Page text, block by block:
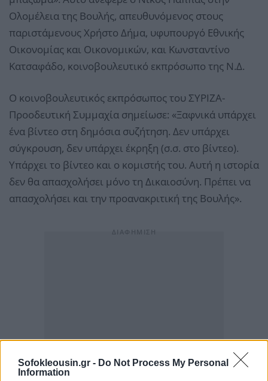
Sofokleousin.gr - Do Not Process My Personal
Information
Ολομέλεια της Βουλής, απευθυνόμενος στους
παριστάμενους Χρήστο Δήμα, υφυπουργό Εθνικής
Οικονομίας και Οικονομικών, και Κωνσταντίνο
Κατσαφάδο, κοινοβουλευτικό εκπρόσωπο της Ν.Δ.
Ο κοινοβουλευτικός εκπρόσωπος του ΣΥΡΙΖΑ-
Προοδευτική Συμμαχία σημείωσε: «Ξαφνικά υπάρχει
ένα βίντεο στη δημόσια συζήτηση. Δεν υπάρχει
σύγκρουση, δεν υπάρχει έκρηξη (σ.σ. στο βίντεο).
Υπάρχει το βίντεο και ο κομιστής του. Αυτή η ιστορία
δεν θα απασχολήσει μόνο τη Δικαιοσύνη. Πρέπει να
απασχολήσει και την προανακριτική της Βουλής».